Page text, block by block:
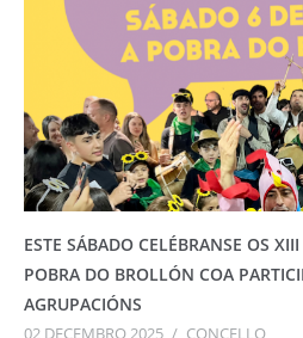
ESTE SÁBADO CELÉBRANSE OS
POBRA DO BROLLÓN COA
AGRUPACIÓNS
02 DECEMBRO 2025 / CONCELLO